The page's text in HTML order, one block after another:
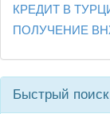
КРЕДИТ В
ПОЛУЧЕНИЕ
Быстрый поиск